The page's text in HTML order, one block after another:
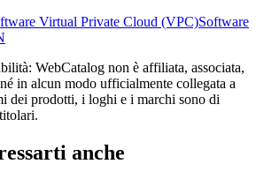
Virtual Private Cloud (VPC)Software
WebCatalog non è affiliata, associata,
in alcun modo ufficialmente collegata a
dei prodotti, i loghi e i marchi sono di
anche